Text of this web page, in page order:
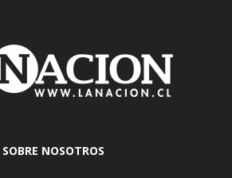
SOBRE NOSOTROS